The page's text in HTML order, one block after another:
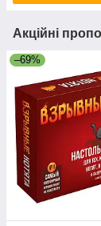
Акційні
–69%